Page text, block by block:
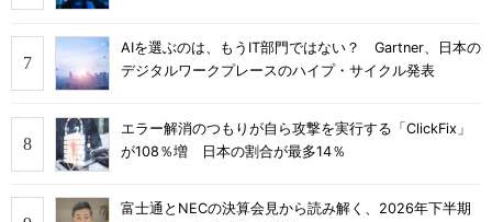
AIを選ぶのは、もうIT部門ではない？ Gartner、日本の
デジタルワークプレースのハイプ・サイクル発表
エラー解消のつもりが自ら攻撃を実行する「ClickFix」
が108％増 日本の割合が最多14％
富士通とNECの決算会見から読み解く、2026年下半期